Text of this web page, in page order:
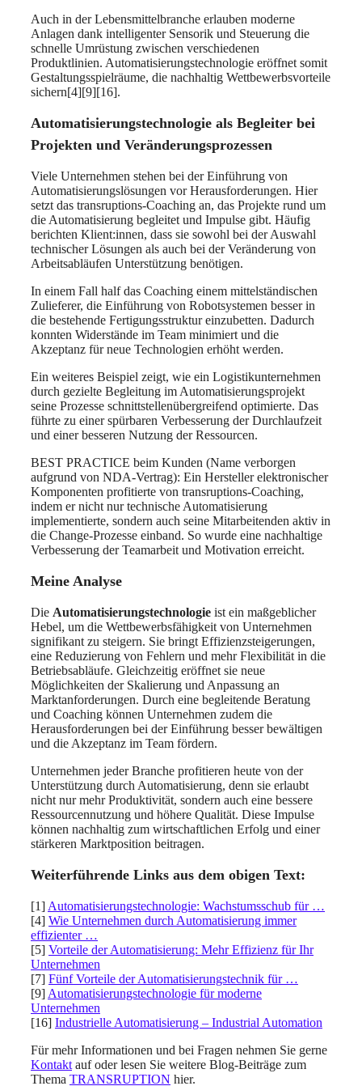
Auch in der Lebensmittelbranche erlauben moderne
Anlagen dank intelligenter Sensorik und Steuerung die
schnelle Umrüstung zwischen verschiedenen
Produktlinien. Automatisierungstechnologie eröffnet somit
Gestaltungsspielräume, die nachhaltig Wettbewerbsvorteile
sichern[4][9][16].
Automatisierungstechnologie als Begleiter bei
Projekten und Veränderungsprozessen
Viele Unternehmen stehen bei der Einführung von
Automatisierungslösungen vor Herausforderungen. Hier
setzt das transruptions-Coaching an, das Projekte rund um
die Automatisierung begleitet und Impulse gibt. Häufig
berichten Klient:innen, dass sie sowohl bei der Auswahl
technischer Lösungen als auch bei der Veränderung von
Arbeitsabläufen Unterstützung benötigen.
In einem Fall half das Coaching einem mittelständischen
Zulieferer, die Einführung von Robotsystemen besser in
die bestehende Fertigungsstruktur einzubetten. Dadurch
konnten Widerstände im Team minimiert und die
Akzeptanz für neue Technologien erhöht werden.
Ein weiteres Beispiel zeigt, wie ein Logistikunternehmen
durch gezielte Begleitung im Automatisierungsprojekt
seine Prozesse schnittstellenübergreifend optimierte. Das
führte zu einer spürbaren Verbesserung der Durchlaufzeit
und einer besseren Nutzung der Ressourcen.
BEST PRACTICE beim Kunden (Name verborgen
aufgrund von NDA-Vertrag): Ein Hersteller elektronischer
Komponenten profitierte von transruptions-Coaching,
indem er nicht nur technische Automatisierung
implementierte, sondern auch seine Mitarbeitenden aktiv in
die Change-Prozesse einband. So wurde eine nachhaltige
Verbesserung der Teamarbeit und Motivation erreicht.
Meine Analyse
Die Automatisierungstechnologie ist ein maßgeblicher
Hebel, um die Wettbewerbsfähigkeit von Unternehmen
signifikant zu steigern. Sie bringt Effizienzsteigerungen,
eine Reduzierung von Fehlern und mehr Flexibilität in die
Betriebsabläufe. Gleichzeitig eröffnet sie neue
Möglichkeiten der Skalierung und Anpassung an
Marktanforderungen. Durch eine begleitende Beratung
und Coaching können Unternehmen zudem die
Herausforderungen bei der Einführung besser bewältigen
und die Akzeptanz im Team fördern.
Unternehmen jeder Branche profitieren heute von der
Unterstützung durch Automatisierung, denn sie erlaubt
nicht nur mehr Produktivität, sondern auch eine bessere
Ressourcennutzung und höhere Qualität. Diese Impulse
können nachhaltig zum wirtschaftlichen Erfolg und einer
stärkeren Marktposition beitragen.
Weiterführende Links aus dem obigen Text:
[1] Automatisierungstechnologie: Wachstumsschub für …
[4] Wie Unternehmen durch Automatisierung immer
effizienter …
[5] Vorteile der Automatisierung: Mehr Effizienz für Ihr
Unternehmen
[7] Fünf Vorteile der Automatisierungstechnik für …
[9] Automatisierungstechnologie für moderne
Unternehmen
[16] Industrielle Automatisierung – Industrial Automation
Für mehr Informationen und bei Fragen nehmen Sie gerne
Kontakt auf oder lesen Sie weitere Blog-Beiträge zum
Thema TRANSRUPTION hier.